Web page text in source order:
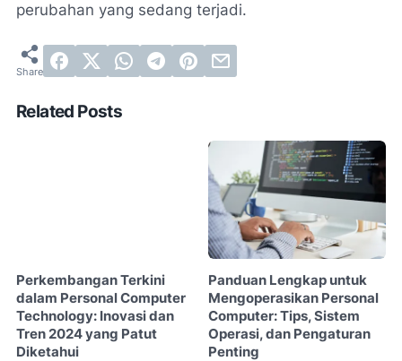
perubahan yang sedang terjadi.
Related Posts
Perkembangan Terkini
dalam Personal Computer
Technology: Inovasi dan
Tren 2024 yang Patut
Diketahui
Panduan Lengkap untuk
Mengoperasikan Personal
Computer: Tips, Sistem
Operasi, dan Pengaturan
Penting